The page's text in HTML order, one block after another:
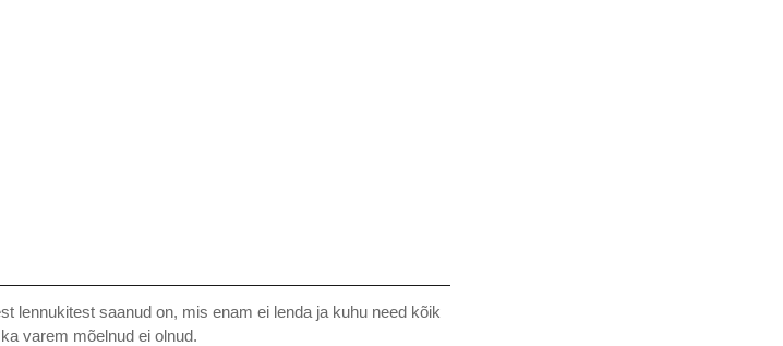
lennukitest saanud on, mis enam ei lenda ja kuhu need kõik
varem mõelnud ei olnud.